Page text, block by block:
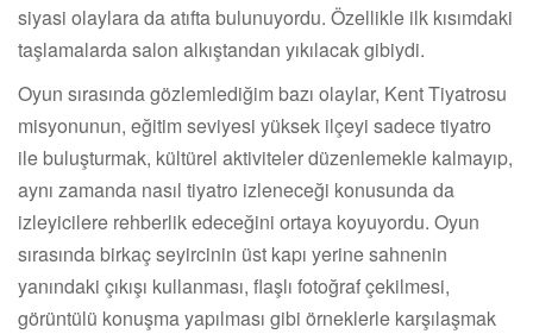
siyasi olaylara da atıfta bulunuyordu. Özellikle ilk kısımdaki
taşlamalarda salon alkıştandan yıkılacak gibiydi.
Oyun sırasında gözlemlediğim bazı olaylar, Kent Tiyatrosu
misyonunun, eğitim seviyesi yüksek ilçeyi sadece tiyatro
ile buluşturmak, kültürel aktiviteler düzenlemekle kalmayıp,
aynı zamanda nasıl tiyatro izleneceği konusunda da
izleyicilere rehberlik edeceğini ortaya koyuyordu. Oyun
sırasında birkaç seyircinin üst kapı yerine sahnenin
yanındaki çıkışı kullanması, flaşlı fotoğraf çekilmesi,
görüntülü konuşma yapılması gibi örneklerle karşılaşmak